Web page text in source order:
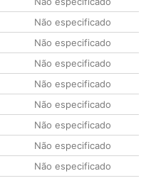
Não especificado
Não especificado
Não especificado
Não especificado
Não especificado
Não especificado
Não especificado
Não especificado